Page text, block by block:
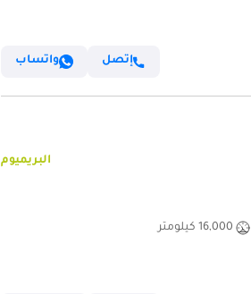
إتصل واتساب
البريميوم
16,000 كيلومتر